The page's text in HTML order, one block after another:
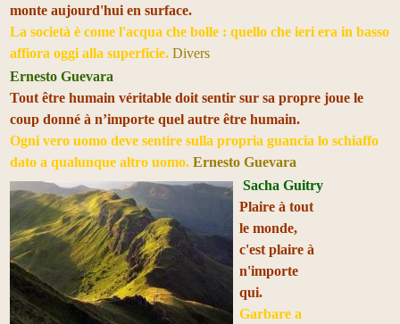
monte aujourd'hui en surface.
La società è come l'acqua che bolle : quello che ieri era in basso
affiora oggi alla superficie. Divers
Ernesto Guevara
Tout être humain véritable doit sentir sur sa propre joue le
coup donné à n’importe quel autre être humain.
Ogni vero uomo deve sentire sulla propria guancia lo schiaffo
dato a qualunque altro uomo. Ernesto Guevara
Sacha Guitry
Plaire à tout
le monde,
c'est plaire à
n'importe
qui.
Garbare a